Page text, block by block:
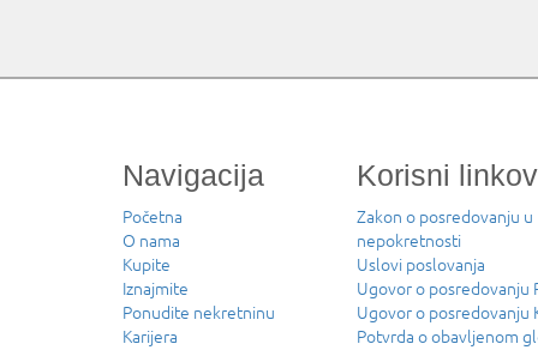
Navigacija
Početna
O nama
Kupite
Iznajmite
Ponudite nekretninu
Karijera
Korisni
Zakon o posredovanju
nepokretnosti
Uslovi poslovanja
Ugovor o posredovanju
Ugovor o posredovanju
Potvrda o obavljenom